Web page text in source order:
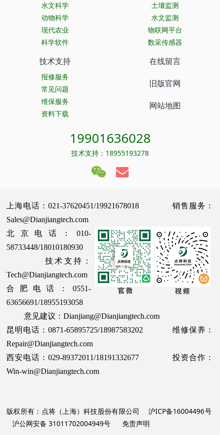
水文科学
动物科学
现代农业
科学软件
土壤监测
水文监测
物联网平台
数采传感器
技术支持
报修服务
常见问题
维保服务
资料下载
在线留言
旧版官网
网站地图
19901636028
技术支持：18955193278
上海电话：021-37620451/19921678018 销售服务：
Sales@Dianjiangtech.com
北京电话：010-
58733448/18010180930
技术支持：
Tech@Dianjiangtech.com
合肥电话：0551-
63656691/18955193058
意见建议：Dianjiang@Dianjiangtech.com
昆明电话：0871-65895725/18987583202 维修保养：
Repair@Dianjiangtech.com
西安电话：029-89372011/18191332677 投资合作：
Win-win@Dianjiangtech.com
版权所有：点将（上海）科技股份有限公司 沪ICP备16004496号
沪公网安备 31011702004949号
免责声明